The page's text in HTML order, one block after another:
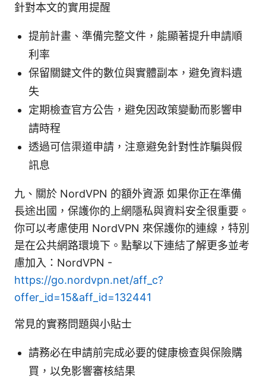
針對本文的實用提醒
提前計畫、準備完整文件，能顯著提升申請順
利率
保留關鍵文件的數位與實體副本，避免資料遺
失
定期檢查官方公告，避免因政策變動而影響申
請時程
透過可信渠道申請，注意避免針對性詐騙與假
訊息
九、關於 NordVPN 的額外資源 如果你正在準備
長途出國，保護你的上網隱私與資料安全很重要。
你可以考慮使用 NordVPN 來保護你的連線，特別
是在公共網路環境下。點擊以下連結了解更多並考
慮加入：NordVPN -
https://go.nordvpn.net/aff_c?
offer_id=15&aff_id=132441
常見的實務問題與小貼士
請務必在申請前完成必要的健康檢查與保險購
買，以免影響審核結果